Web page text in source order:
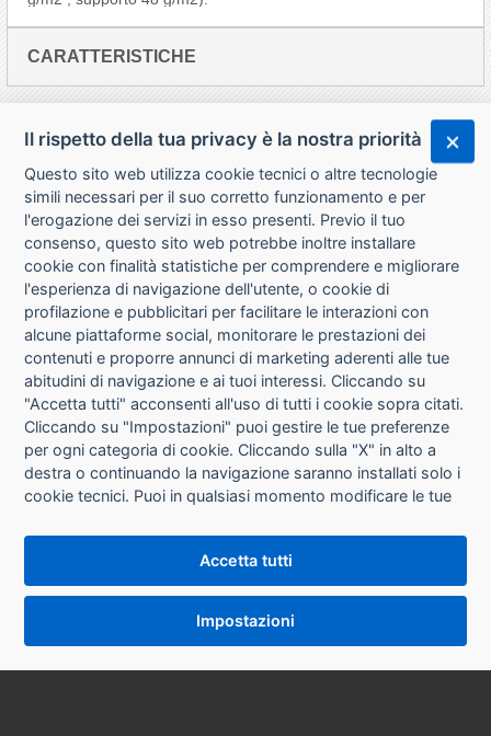
CARATTERISTICHE
CHI SIAMO
CONTATTI
CONDIZIONI DI VENDITA
RICHIESTA RECESSO
PRIVACY
Il rispetto della tua privacy è la nostra priorità
Questo sito web utilizza cookie tecnici o altre tecnologie
simili necessari per il suo corretto funzionamento e per
l'erogazione dei servizi in esso presenti. Previo il tuo
consenso, questo sito web potrebbe inoltre installare
cookie con finalità statistiche per comprendere e migliorare
l'esperienza di navigazione dell'utente, o cookie di
profilazione e pubblicitari per facilitare le interazioni con
alcune piattaforme social, monitorare le prestazioni dei
contenuti e proporre annunci di marketing aderenti alle tue
abitudini di navigazione e ai tuoi interessi. Cliccando su
"Accetta tutti" acconsenti all'uso di tutti i cookie sopra citati.
Cliccando su "Impostazioni" puoi gestire le tue preferenze
per ogni categoria di cookie. Cliccando sulla "X" in alto a
destra o continuando la navigazione saranno installati solo i
cookie tecnici. Puoi in qualsiasi momento modificare le tue
che si trova in fondo alle pagine del sito. Per maggiori
informazioni consulta la nostraInformativa sui cookie
Accetta tutti
Impostazioni